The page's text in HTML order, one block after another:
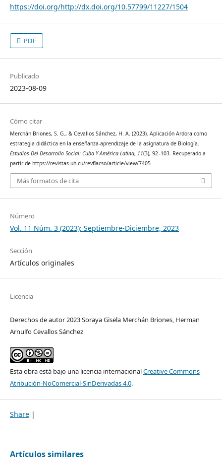
https://doi.org/http://dx.doi.org/10.57799/11227/1504
PDF
Publicado
2023-08-09
Cómo citar
Merchán Briones, S. G., & Cevallos Sánchez, H. A. (2023). Aplicación Ardora como
estrategia didáctica en la enseñanza-aprendizaje de la asignatura de Biología.
Estudios Del Desarrollo Social: Cuba Y América Latina, 11(3), 92–103. Recuperado a
partir de https://revistas.uh.cu/revflacso/article/view/7405
Más formatos de cita
Número
Vol. 11 Núm. 3 (2023): Septiembre-Diciembre, 2023
Sección
Artículos originales
Licencia
Derechos de autor 2023 Soraya Gisela Merchán Briones, Herman
Arnulfo Cevallos Sánchez
Esta obra está bajo una licencia internacionalCreative Commons
Atribución-NoComercial-SinDerivadas 4.0.
Share |
Artículos similares